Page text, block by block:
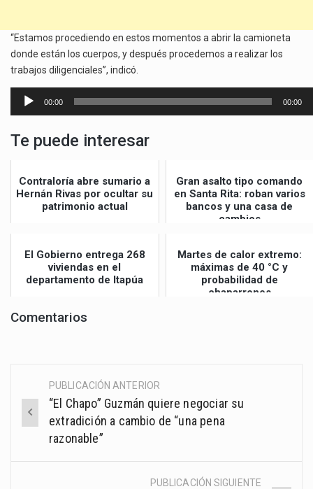
“Estamos procediendo en estos momentos a abrir la camioneta
donde están los cuerpos, y después procedemos a realizar los
trabajos diligenciales”, indicó.
Reproductor
00:00 00:00
Te puede interesar
Contraloría abre sumario a
Hernán Rivas por ocultar su
patrimonio actual
Gran asalto tipo comando
en Santa Rita: roban varios
bancos y una casa de
cambios
El Gobierno entrega 268
viviendas en el
departamento de Itapúa
Martes de calor extremo:
máximas de 40 °C y
probabilidad de
chaparrones
Comentarios
Post
navigation
PUBLICACIÓN ANTERIOR
“El Chapo” Guzmán quiere negociar su
extradición a cambio de “una pena
razonable”
PUBLICACIÓN SIGUIENTE